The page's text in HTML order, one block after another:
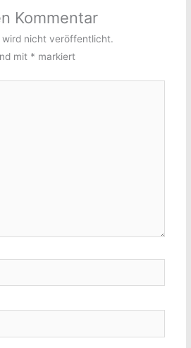
Kommentar
wird nicht veröffentlicht.
mit * markiert